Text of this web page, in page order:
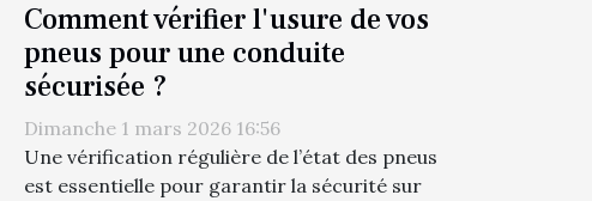
Comment vérifier l'usure de vos
pneus pour une conduite
sécurisée ?
Dimanche 1 mars 2026 16:56
Une vérification régulière de l’état des pneus
est essentielle pour garantir la sécurité sur